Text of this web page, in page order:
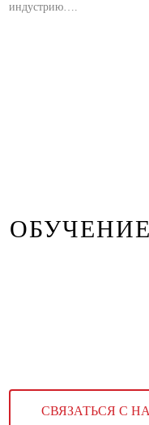
индустрию….
ОБУЧЕНИЕ
СВЯЗАТЬСЯ С